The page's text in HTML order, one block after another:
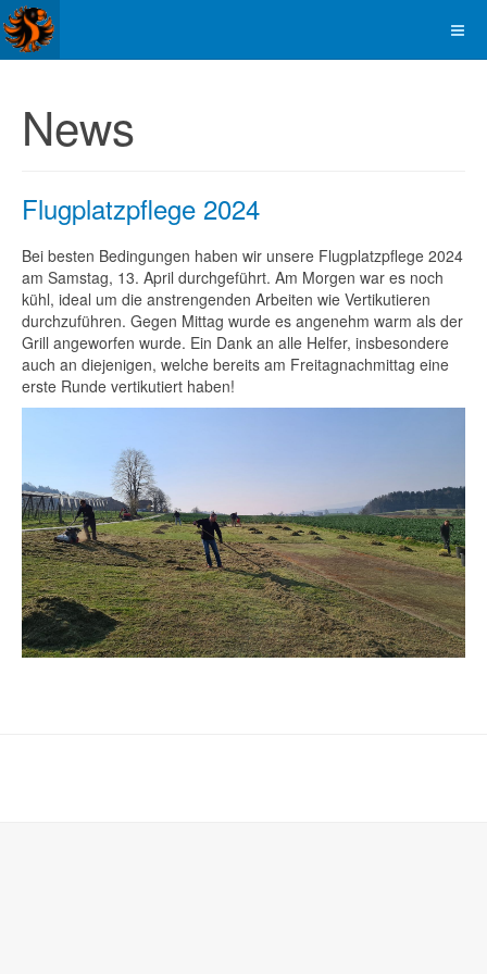
News
Flugplatzpflege 2024
Bei besten Bedingungen haben wir unsere Flugplatzpflege 2024
am Samstag, 13. April durchgeführt. Am Morgen war es noch
kühl, ideal um die anstrengenden Arbeiten wie Vertikutieren
durchzuführen. Gegen Mittag wurde es angenehm warm als der
Grill angeworfen wurde. Ein Dank an alle Helfer, insbesondere
auch an diejenigen, welche bereits am Freitagnachmittag eine
erste Runde vertikutiert haben!